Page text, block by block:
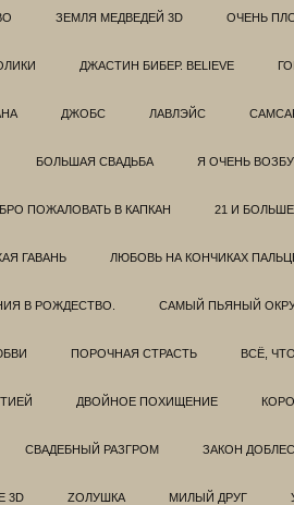
ЗЕМЛЯ МЕДВЕДЕЙ 3D ОЧЕНЬ
ДЖАСТИН БИБЕР. BELIEVE
ДЖОБС ЛАВЛЭЙС
БОЛЬШАЯ СВАДЬБА Я ОЧЕНЬ
ПОЖАЛОВАТЬ В КАПКАН 21 И БОЛЬШЕ
ГАВАНЬ ЛЮБОВЬ НА КОНЧИКАХ
В РОЖДЕСТВО. САМЫЙ ПЬЯНЫЙ
ПОРОЧНАЯ СТРАСТЬ ВСЁ,
ДВОЙНОЕ ПОХИЩЕНИЕ
СВАДЕБНЫЙ РАЗГРОМ ЗАКОН
3D ZОЛУШКА МИЛЫЙ ДРУГ